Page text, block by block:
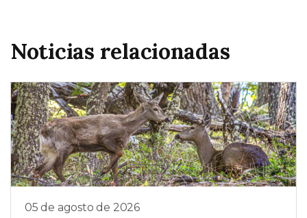
Noticias relacionadas
05 de agosto de 2026